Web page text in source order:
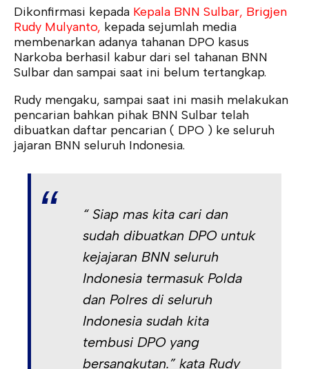
Dikonfirmasi kepada Kepala BNN Sulbar, Brigjen
Rudy Mulyanto, kepada sejumlah media
membenarkan adanya tahanan DPO kasus
Narkoba berhasil kabur dari sel tahanan BNN
Sulbar dan sampai saat ini belum tertangkap.
Rudy mengaku, sampai saat ini masih melakukan
pencarian bahkan pihak BNN Sulbar telah
dibuatkan daftar pencarian ( DPO ) ke seluruh
jajaran BNN seluruh Indonesia.
“ Siap mas kita cari dan
sudah dibuatkan DPO untuk
kejajaran BNN seluruh
Indonesia termasuk Polda
dan Polres di seluruh
Indonesia sudah kita
tembusi DPO yang
bersangkutan.” kata Rudy